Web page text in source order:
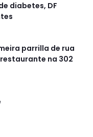
diabetes, DF
parrilla de rua
na 302